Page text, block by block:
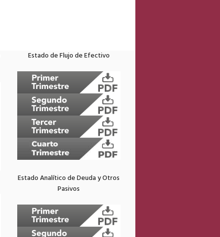
Estado de Flujo de Efectivo
Estado Analítico de Deuda y Otros
Pasivos